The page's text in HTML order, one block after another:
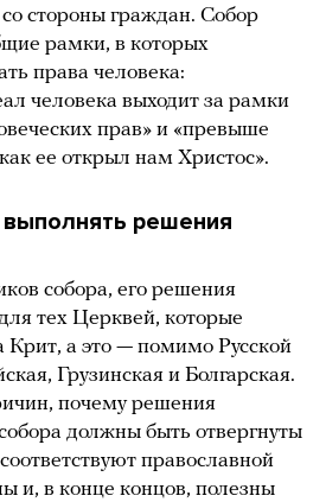
стороны граждан. Собор
рамки, в которых
права человека:
человека выходит за рамки
прав» и «превыше
ее открыл нам Христос».
решения
собора, его решения
тех Церквей, которые
Крит, а это — помимо Русской
Грузинская и Болгарская.
почему решения
должны быть отвергнуты
православной
и, в конце концов, полезны